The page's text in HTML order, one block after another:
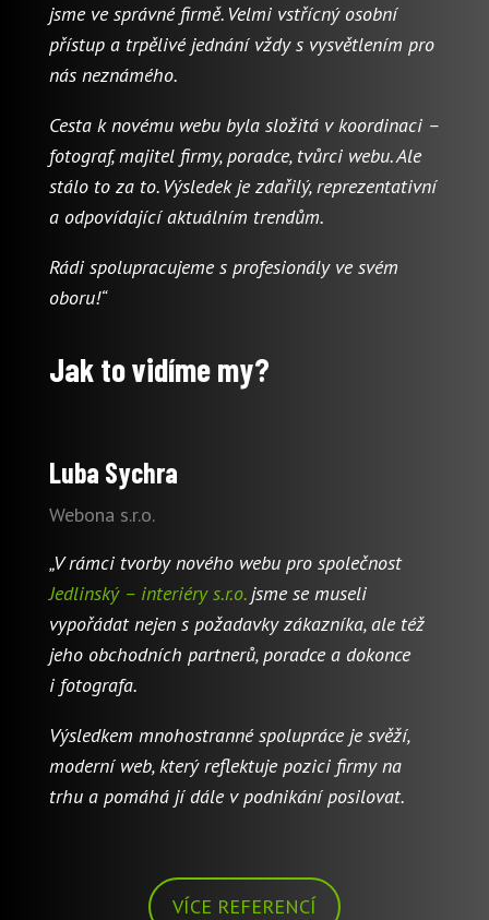
jsme ve správné firmě. Velmi vstřícný osobní
přístup a trpělivé jednání vždy s vysvětlením pro
nás neznámého.
Cesta k novému webu byla složitá v koordinaci –
fotograf, majitel firmy, poradce, tvůrci webu. Ale
stálo to za to. Výsledek je zdařilý, reprezentativní
a odpovídající aktuálním trendům.
Rádi spolupracujeme s profesionály ve svém
oboru!“
Jak to vidíme my?
Luba Sychra
Webona s.r.o.
„V rámci tvorby nového webu pro společnost
Jedlinský – interiéry s.r.o.jsme se museli
vypořádat nejen s požadavky zákazníka, ale též
jeho obchodních partnerů, poradce a dokonce
i fotografa.
Výsledkem mnohostranné spolupráce je svěží,
moderní web, který reflektuje pozici firmy na
trhu a pomáhá jí dále v podnikání posilovat.
VÍCE REFERENCÍ